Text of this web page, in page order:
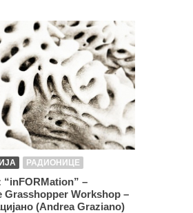
РАДИОНИЦЕ
–
Grasshopper Workshop –
(Andrea Graziano)